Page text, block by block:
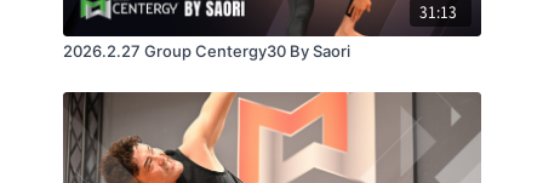
31:13
2026.2.27 Group Centergy30 By Saori